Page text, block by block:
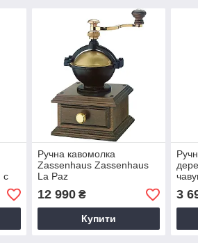
c
Ручна кавомолка
Zassenhaus Zassenhaus
La Paz
12 990₴
Купити
3